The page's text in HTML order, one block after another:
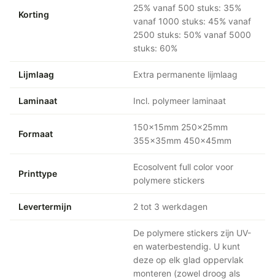
Korting
25% vanaf 500 stuks: 35%
vanaf 1000 stuks: 45% vanaf
2500 stuks: 50% vanaf 5000
stuks: 60%
Lijmlaag Extra permanente lijmlaag
Laminaat Incl. polymeer laminaat
Formaat
150x15mm 250x25mm
355x35mm 450x45mm
Printtype
Ecosolvent full color voor
polymere stickers
Levertermijn 2 tot 3 werkdagen
De polymere stickers zijn UV-
en waterbestendig. U kunt
deze op elk glad oppervlak
monteren (zowel droog als